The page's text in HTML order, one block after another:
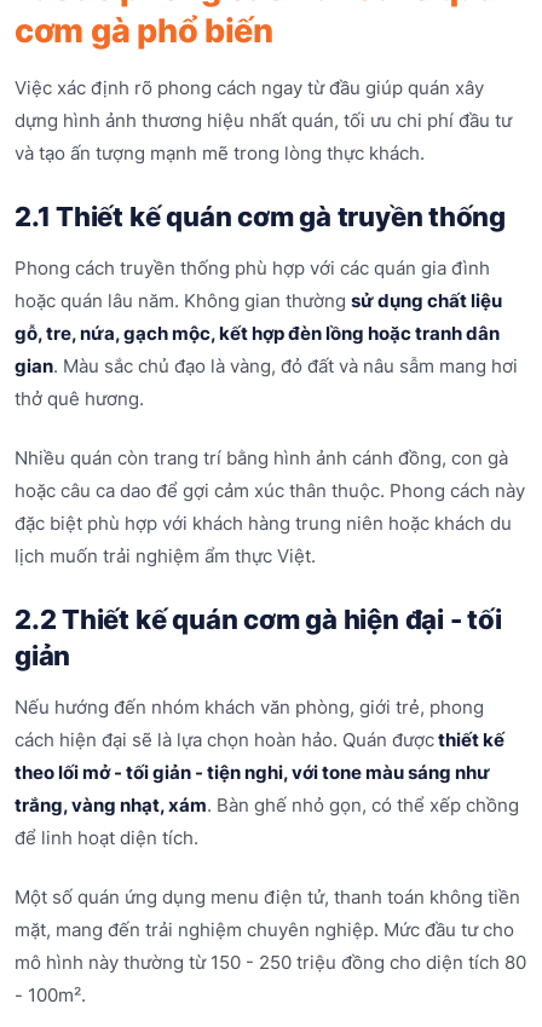
cơm gà phổ biến
Việc xác định rõ phong cách ngay từ đầu giúp quán xây
dựng hình ảnh thương hiệu nhất quán, tối ưu chi phí đầu tư
và tạo ấn tượng mạnh mẽ trong lòng thực khách.
2.1 Thiết kế quán cơm gà truyền thống
Phong cách truyền thống phù hợp với các quán gia đình
hoặc quán lâu năm. Không gian thường sử dụng chất liệu
gỗ, tre, nứa, gạch mộc, kết hợp đèn lồng hoặc tranh dân
gian. Màu sắc chủ đạo là vàng, đỏ đất và nâu sẫm mang hơi
thở quê hương.
Nhiều quán còn trang trí bằng hình ảnh cánh đồng, con gà
hoặc câu ca dao để gợi cảm xúc thân thuộc. Phong cách này
đặc biệt phù hợp với khách hàng trung niên hoặc khách du
lịch muốn trải nghiệm ẩm thực Việt.
2.2 Thiết kế quán cơm gà hiện đại - tối
giản
Nếu hướng đến nhóm khách văn phòng, giới trẻ, phong
cách hiện đại sẽ là lựa chọn hoàn hảo. Quán đượcthiết kế
theo lối mở - tối giản - tiện nghi, với tone màu sáng như
trắng, vàng nhạt, xám. Bàn ghế nhỏ gọn, có thể xếp chồng
để linh hoạt diện tích.
Một số quán ứng dụng menu điện tử, thanh toán không tiền
mặt, mang đến trải nghiệm chuyên nghiệp. Mức đầu tư cho
mô hình này thường từ 150 - 250 triệu đồng cho diện tích 80
- 100m².